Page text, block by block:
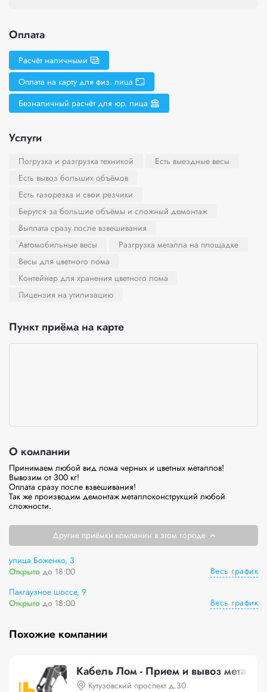
Оплата
Расчёт наличными
Оплата на карту для физ. лица
Безналичный расчёт для юр. лица
Услуги
Погрузка и разгрузка техникой
Есть выездные весы
Есть вывоз больших объёмов
Есть газорезка и свои резчики
Берутся за большие объёмы и сложный демонтаж
Выплата сразу после взвешивания
Автомобильные весы
Разгрузка металла на площадке
Весы для цветного лома
Контейнер для хранения цветного лома
Лицензия на утилизацию
Пункт приёма на карте
О компании
Принимаем любой вид лома черных и цветных металлов!
Вывозим от 300 кг!
Оплата сразу после взвешивания!
Так же производим демонтаж металлоконструкций любой
сложности.
Другие приёмки компании в этом городе
улица Боженко, 3
Открыто до 18:00
Весь график
Пакгаузное шоссе, 9
Открыто до 18:00 Весь график
Похожие компании
Кабель Лом - Прием и вывоз
Кутузовский проспект д.30